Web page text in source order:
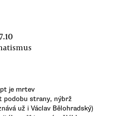
je mrtev
podobu strany, nýbrž
už i Václav Bělohradský)